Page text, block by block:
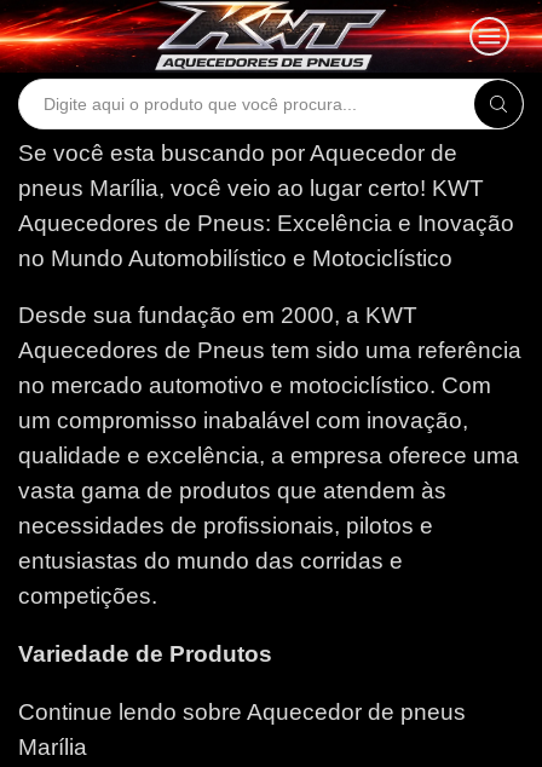
Search
Se você esta buscando por Aquecedor de
pneus Marília, você veio ao lugar certo! KWT
Aquecedores de Pneus: Excelência e Inovação
no Mundo Automobilístico e Motociclístico
Desde sua fundação em 2000, a KWT
Aquecedores de Pneus tem sido uma referência
no mercado automotivo e motociclístico. Com
um compromisso inabalável com inovação,
qualidade e excelência, a empresa oferece uma
vasta gama de produtos que atendem às
necessidades de profissionais, pilotos e
entusiastas do mundo das corridas e
competições.
Variedade de Produtos
Continue lendo sobre Aquecedor de pneus
Marília